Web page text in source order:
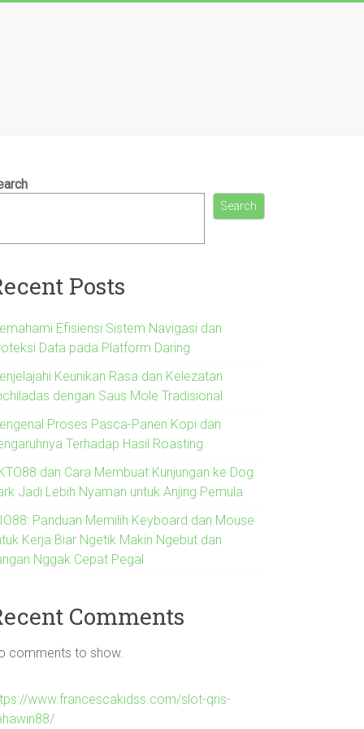
Search
Posts
Efisiensi Sistem Navigasi dan
Data pada Platform Daring
Keunikan Rasa dan Kelezatan
dengan Saus Mole Tradisional
Proses Pasca-Panen Kopi dan
Terhadap Hasil Roasting
dan Cara Membuat Kunjungan ke Dog
Jadi Lebih Nyaman untuk Anjing Pemula
Panduan Memilih Keyboard dan Mouse
Kerja Biar Ngetik Makin Ngebut dan
Nggak Cepat Pegal
Comments
comments to show.
www.francescakidss.com/slot-qris-